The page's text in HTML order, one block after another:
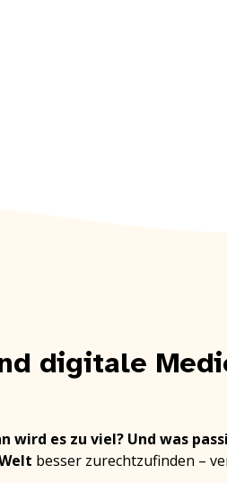
digitale
wird es zu viel? Und was
besser zurechtzufinden –